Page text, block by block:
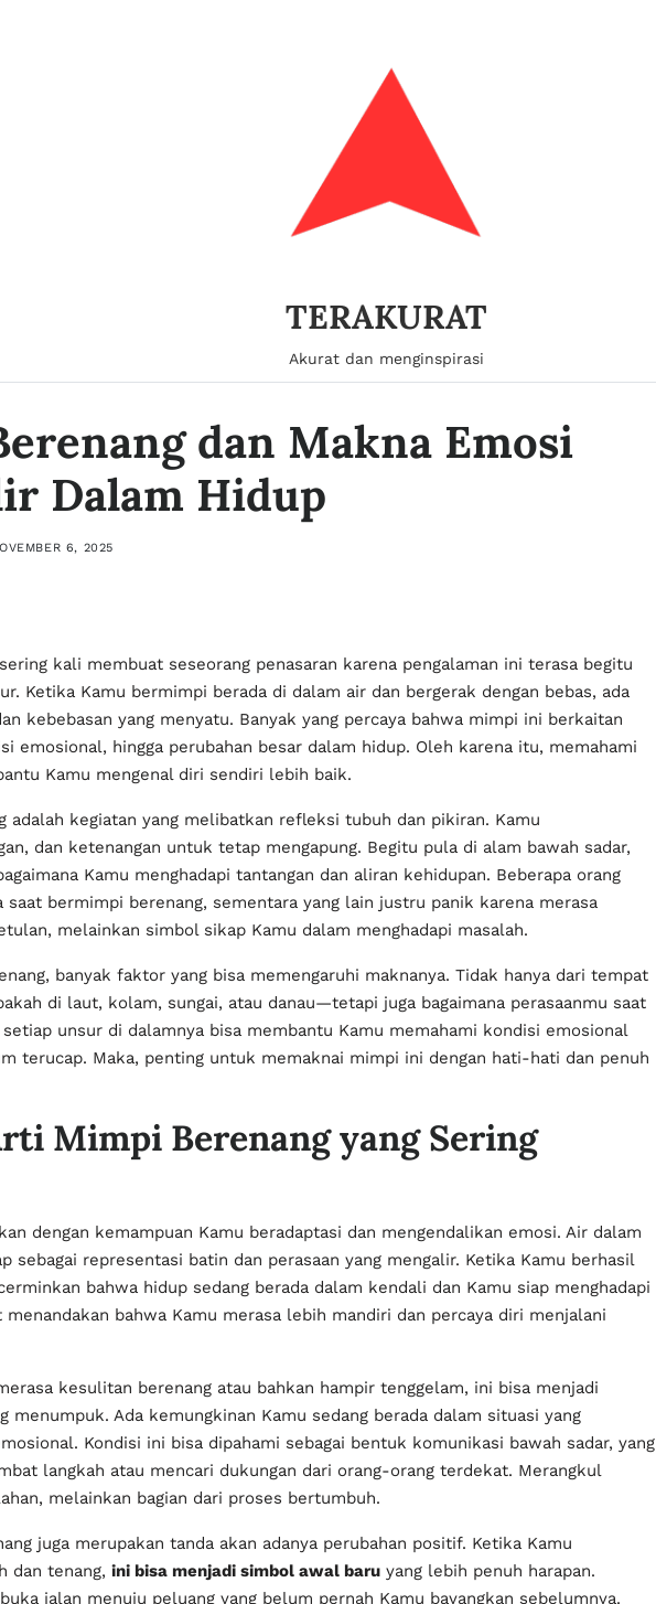
TERAKURAT
Akurat dan menginspirasi
dan Makna Emosi
Dalam Hidup
6, 2025
kali membuat seseorang penasaran karena pengalaman ini terasa begitu
Ketika Kamu bermimpi berada di dalam air dan bergerak dengan bebas, ada
kebebasan yang menyatu. Banyak yang percaya bahwa mimpi ini berkaitan
emosional, hingga perubahan besar dalam hidup. Oleh karena itu, memahami
Kamu mengenal diri sendiri lebih baik.
adalah kegiatan yang melibatkan refleksi tubuh dan pikiran. Kamu
dan ketenangan untuk tetap mengapung. Begitu pula di alam bawah sadar,
Kamu menghadapi tantangan dan aliran kehidupan. Beberapa orang
saat bermimpi berenang, sementara yang lain justru panik karena merasa
melainkan simbol sikap Kamu dalam menghadapi masalah.
banyak faktor yang bisa memengaruhi maknanya. Tidak hanya dari tempat
di laut, kolam, sungai, atau danau—tetapi juga bagaimana perasaanmu saat
setiap unsur di dalamnya bisa membantu Kamu memahami kondisi emosional
terucap. Maka, penting untuk memaknai mimpi ini dengan hati-hati dan penuh
Mimpi Berenang yang Sering
dengan kemampuan Kamu beradaptasi dan mengendalikan emosi. Air dalam
sebagai representasi batin dan perasaan yang mengalir. Ketika Kamu berhasil
bahwa hidup sedang berada dalam kendali dan Kamu siap menghadapi
menandakan bahwa Kamu merasa lebih mandiri dan percaya diri menjalani
kesulitan berenang atau bahkan hampir tenggelam, ini bisa menjadi
menumpuk. Ada kemungkinan Kamu sedang berada dalam situasi yang
Kondisi ini bisa dipahami sebagai bentuk komunikasi bawah sadar, yang
langkah atau mencari dukungan dari orang-orang terdekat. Merangkul
melainkan bagian dari proses bertumbuh.
juga merupakan tanda akan adanya perubahan positif. Ketika Kamu
dan tenang, ini bisa menjadi simbol awal baru yang lebih penuh harapan.
jalan menuju peluang yang belum pernah Kamu bayangkan sebelumnya.